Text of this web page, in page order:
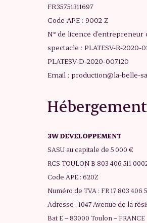
FR35751311697
Code APE : 9002 Z
N° de licence d’entrepreneur
spectacle : PLATESV-R-2020-
PLATESV-D-2020-007120
Email : production@la-belle-
Hébergement
3W DEVELOPPEMENT
SASU au capitale de 5 000 €
RCS TOULON B 803 406 511
Code APE : 620Z
Numéro de TVA : FR 17 803 406
Adresse : 1047 Avenue de la
Bat E – 83000 Toulon – FRANCE